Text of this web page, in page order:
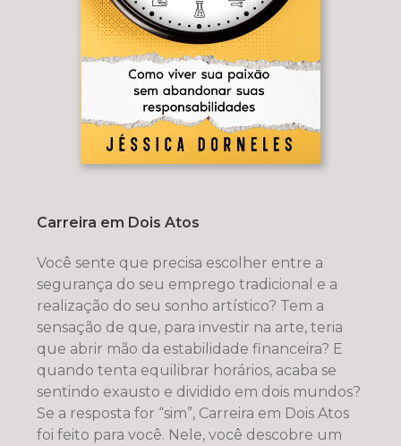
Carreira em Dois Atos
Você sente que precisa escolher entre a
segurança do seu emprego tradicional e a
realização do seu sonho artístico? Tem a
sensação de que, para investir na arte, teria
que abrir mão da estabilidade financeira? E
quando tenta equilibrar horários, acaba se
sentindo exausto e dividido em dois mundos?
Se a resposta for “sim”, Carreira em Dois Atos
foi feito para você. Nele, você descobre um